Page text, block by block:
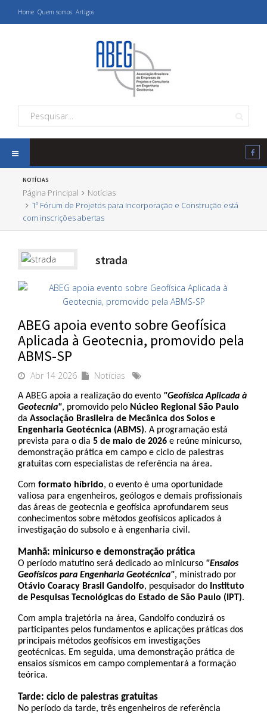
Home Quem somos Artigos
NOTÍCIAS
Página Principal
Notícias
1º Fórum de Projetos para Incorporação e Construção está
com inscrições abertas
strada
ABEG apoia evento sobre Geofísica
Aplicada à Geotecnia, promovido pela
ABMS-SP
Abr 14 2026 Notícias
A ABEG apoia a realização do evento "Geofísica Aplicada à
Geotecnia", promovido pelo
da Associação Brasileira de Mecânica dos Solos e
Engenharia Geotécnica (ABMS). A programação está
prevista para o dia 5 de maio de 2026 e reúne minicurso,
demonstração prática em campo e ciclo de palestras
gratuitas com especialistas de referência na área.
Com formato híbrido, o evento é uma oportunidade
valiosa para engenheiros, geólogos e demais profissionais
das áreas de geotecnia e geofísica aprofundarem seus
conhecimentos sobre métodos geofísicos aplicados à
investigação do subsolo e à engenharia civil.
Manhã: minicurso e demonstração prática
O período matutino será dedicado ao minicurso "Ensaios
Geofísicos para Engenharia Geotécnica"
Otávio Coaracy Brasil Gandolfo, pesquisador do Instituto
de Pesquisas Tecnológicas do Estado de São Paulo (IPT).
Com ampla trajetória na área, Gandolfo conduzirá os
participantes pelos fundamentos e aplicações práticas dos
principais métodos geofísicos em investigações
geotécnicas. Em seguida, uma demonstração prática de
ensaios sísmicos em campo complementará a formação
teórica.
Tarde: ciclo de palestras gratuitas
No período da tarde, três engenheiros de referência